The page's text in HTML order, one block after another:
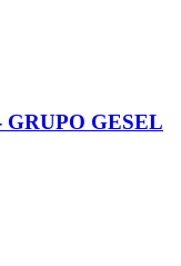
GRUPO GESEL